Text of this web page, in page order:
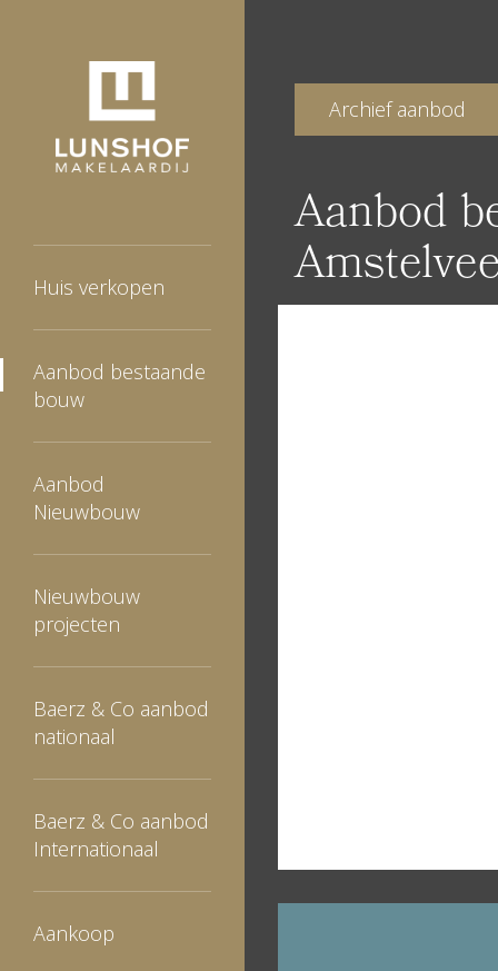
Huis verkopen
Aanbod bestaande
bouw
Aanbod
Nieuwbouw
Nieuwbouw
projecten
Baerz & Co aanbod
nationaal
Baerz & Co aanbod
Internationaal
Aankoop
Archief aanbod
Aanbod